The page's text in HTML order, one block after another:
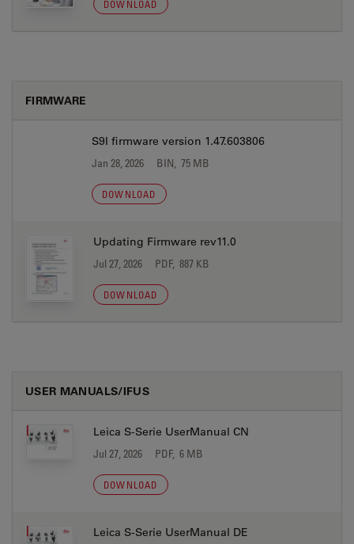
DOWNLOAD
FIRMWARE
S9I firmware version 1.47.603806
Jan 28, 2026 BIN, 75 MB
DOWNLOAD
Updating Firmware rev11.0
Jul 27, 2026 PDF, 887 KB
DOWNLOAD
USER MANUALS/IFUS
Leica S-Serie UserManual CN
Jul 27, 2026 PDF, 6 MB
DOWNLOAD
Leica S-Serie UserManual DE